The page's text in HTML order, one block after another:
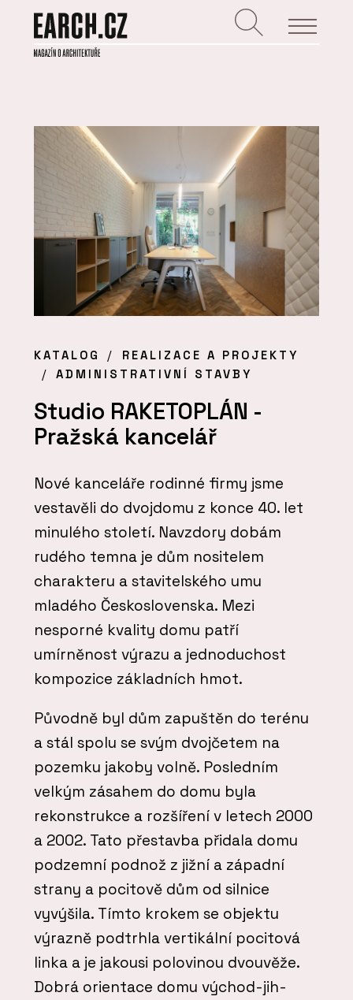
KATALOG
REALIZACE A PROJEKTY
ADMINISTRATIVNÍ STAVBY
Studio RAKETOPLÁN -
Pražská kancelář
Nové kanceláře rodinné firmy jsme
vestavěli do dvojdomu z konce 40. let
minulého století. Navzdory dobám
rudého temna je dům nositelem
charakteru a stavitelského umu
mladého Československa. Mezi
nesporné kvality domu patří
umírněnost výrazu a jednoduchost
kompozice základních hmot.
Původně byl dům zapuštěn do terénu
a stál spolu se svým dvojčetem na
pozemku jakoby volně. Posledním
velkým zásahem do domu byla
rekonstrukce a rozšíření v letech 2000
a 2002. Tato přestavba přidala domu
podzemní podnož z jižní a západní
strany a pocitově dům od silnice
vyvýšila. Tímto krokem se objektu
výrazně podtrhla vertikální pocitová
linka a je jakousi polovinou dvouvěže.
Dobrá orientace domu východ-jih-